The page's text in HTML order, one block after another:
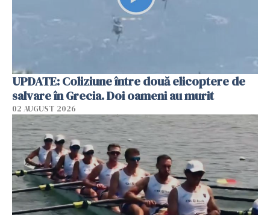
UPDATE: Coliziune între două elicoptere de
salvare în Grecia. Doi oameni au murit
02 AUGUST 2026